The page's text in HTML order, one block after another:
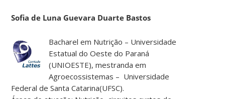
Sofia de Luna Guevara Duarte Bastos
Bacharel em Nutrição – Universidade
Estatual do Oeste do Paraná
(UNIOESTE), mestranda em
Agroecossistemas – Universidade
Federal de Santa Catarina(UFSC).